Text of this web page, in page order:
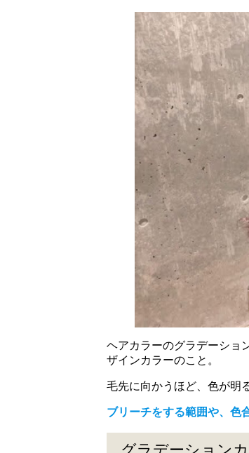
ヘアカラーのグラデーショ
ザインカラーのこと。
毛先に向かうほど、色が明
ブリーチをする範囲や、色